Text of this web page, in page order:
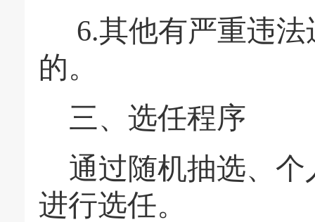
6.其他有严重违
的。
三、选任程序
通过随机抽选、
进行选任。